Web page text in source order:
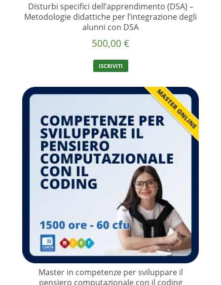
Disturbi specifici dell’apprendimento (DSA) –
Metodologie didattiche per l’integrazione degli
alunni con DSA
500,00 €
ISCRIVITI
Master in competenze per sviluppare il
pensiero computazionale con il coding